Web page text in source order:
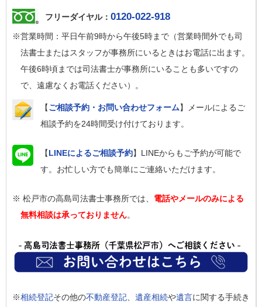
フリーダイヤル： 0120-022-918
※営業時間：平日午前9時から午後5時まで（営業時間外でも司
法書士またはスタッフが事務所にいるときはお電話に出ます。
午後6時頃までは司法書士が事務所にいることも多いですの
で、遠慮なくお電話ください）。
【ご相談予約・お問い合わせフォーム】メールによるご
相談予約を24時間受け付けております。
【LINEによるご相談予約】LINEからもご予約が可能で
す。お忙しい方でも簡単にご連絡いただけます。
※ 松戸市の高島司法書士事務所では、 電話やメールのみによる
無料相談は承っておりません。
※相続登記その他の不動産登記、 遺産相続や遺言に関する手続き